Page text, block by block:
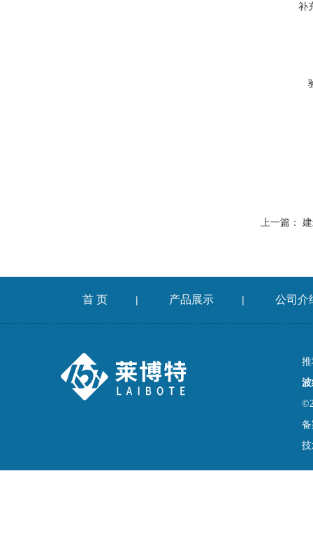
补
上一篇：
首 页 | 产品展示 | 公司介
备